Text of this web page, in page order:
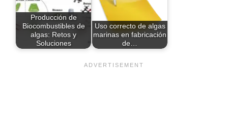
Producción de
Biocombustibles de
algas: Retos y
Soluciones
Uso correcto de algas
marinas en fabricación
de…